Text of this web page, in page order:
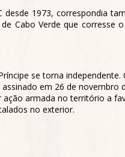
desde 1973, correspondia
Cabo Verde que corresse
se torna
em 26 de novembro
armada no território a
no exterior.